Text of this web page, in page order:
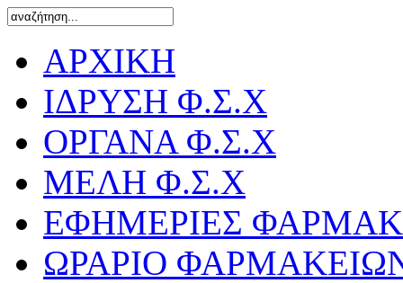
ΑΡΧΙΚΗ
ΙΔΡΥΣΗ Φ.Σ.Χ
ΟΡΓΑΝΑ Φ.Σ.Χ
ΜΕΛΗ Φ.Σ.Χ
ΕΦΗΜΕΡΙΕΣ
ΩΡΑΡΙΟ